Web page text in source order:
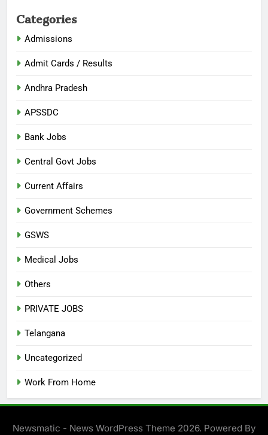
Categories
Admissions
Admit Cards / Results
Andhra Pradesh
APSSDC
Bank Jobs
Central Govt Jobs
Current Affairs
Government Schemes
GSWS
Medical Jobs
Others
PRIVATE JOBS
Telangana
Uncategorized
Work From Home
Newsmatic - News WordPress Theme 2026. Powered By